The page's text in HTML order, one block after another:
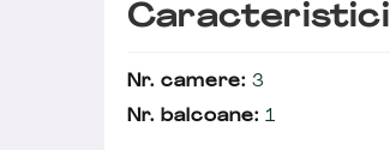
Caracteristici
Nr. camere: 3
Nr. balcoane: 1